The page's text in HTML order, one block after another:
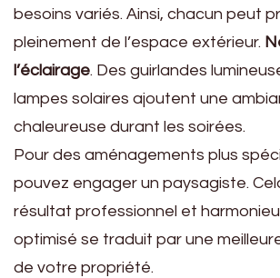
besoins variés. Ainsi, chacun peut
pleinement de l’espace extérieur.
l’éclairage. Des guirlandes
lampes solaires ajoutent une
chaleureuse durant les soirées.
Pour des aménagements plus
pouvez engager un paysagiste.
résultat professionnel et
optimisé se traduit par une
de votre propriété.